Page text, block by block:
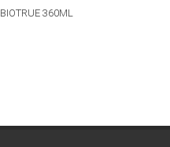
BIOTRUE 360ML